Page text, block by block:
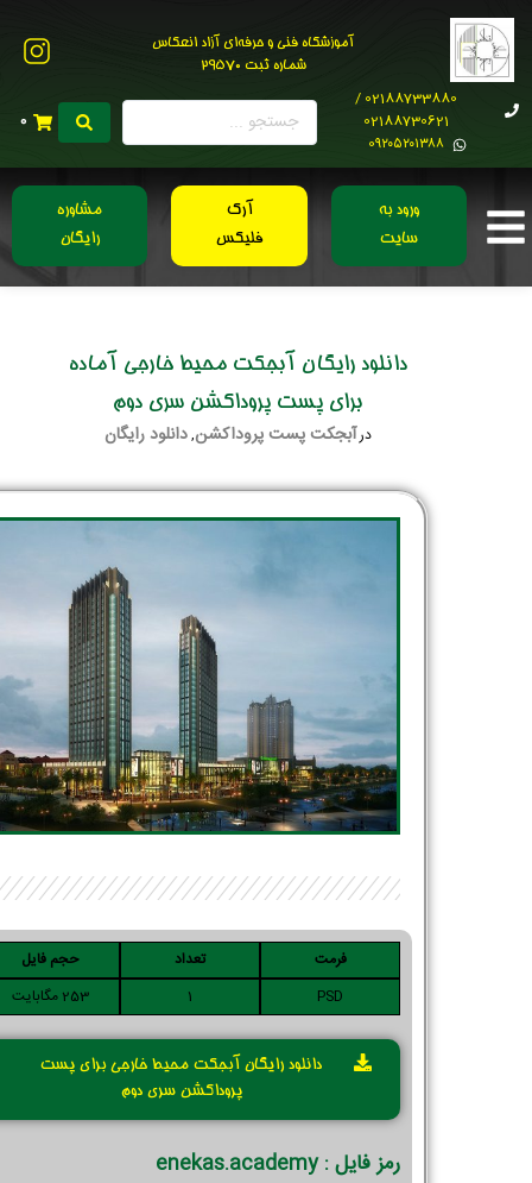
آموزشگاه فنی و حرفه‌ای آزاد انعکاس
شماره ثبت 29570
02188733880 /
02188730621
0۹۲۰۵۲۰۱۳۸۸
0
ورود به
سایت
آرک
فلیکس
مشاوره
رایگان
دانلود رایگان آبجکت محیط خارجی آماده
برای پست پروداکشن سری دوم
درآبجکت پست پروداکشن,دانلود رایگان
دانلود رایگان آبجکت محیط خارجی برای پست
پروداکشن سری دوم
رمز فایل : enekas.academy
فرمت تعداد
حجم فایل
PSD
1 253 مگابایت